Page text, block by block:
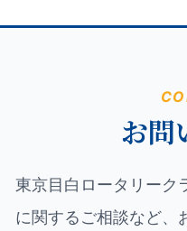
お問
東京目白ロータリーク
に関するご相談など、